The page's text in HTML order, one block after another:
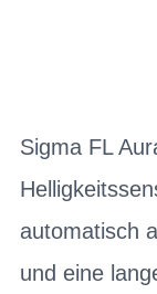
Sigma FL
automatisch
und eine